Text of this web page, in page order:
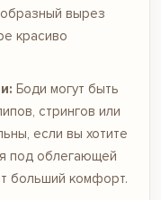
вырез
красиво
Боди могут быть
стрингов или
если вы хотите
под облегающей
больший комфорт.